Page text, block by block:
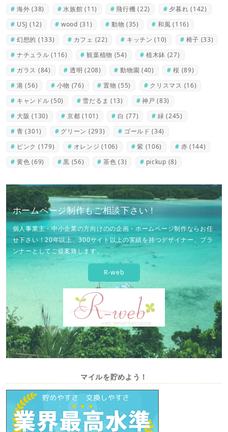
海外 (38) 水族館 (11) 飛行機 (22) 夕暮れ (142)
USJ (12) wood (31) 動物 (35) 和風 (116)
幻想的 (133) カフェ (22) キッチン (10) 椅子 (33)
ナチュラル (116) 観葉植物 (54) 植木鉢 (27)
ガラス (84) 透明 (208) 動物園 (40) 桜 (89)
港 (56) 小物 (76) 置物 (55) クリスマス (16)
キャンドル (50) 雪だるま (13) 神戸 (83)
大阪 (130) 京都 (101) 白 (77) 緑 (245)
青 (301) グリーン (293) ゴールド (34)
ピンク (179) オレンジ (106) 紫 (106) 赤 (144)
黄色 (69) 黒 (56) 茶色 (3) pickup (8)
ホームページ制作もご相談下さい！
個人事業主・中小企業の方向けのの企画・ホームページ制作ならお任
せ下さい！20年以上、300サイト以上の実績を持つデザイナー、プラ
ンナーとしてご提案致します。
R-web
マイルを貯めよう！